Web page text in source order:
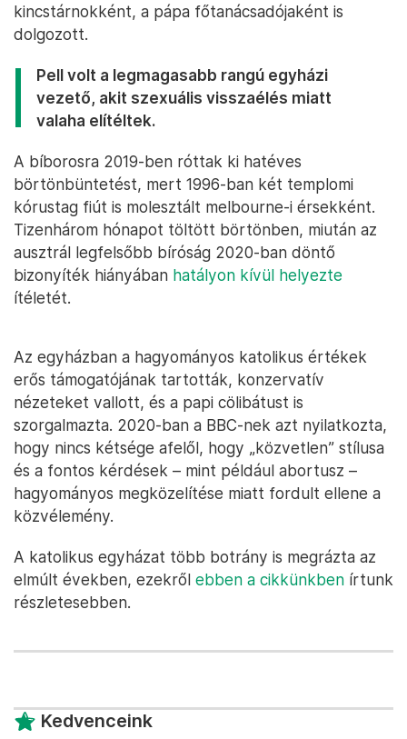
kincstárnokként, a pápa főtanácsadójaként is
dolgozott.
Pell volt a legmagasabb rangú egyházi
vezető, akit szexuális visszaélés miatt
valaha elítéltek.
A bíborosra 2019-ben róttak ki hatéves
börtönbüntetést, mert 1996-ban két templomi
kórustag fiút is molesztált melbourne-i érsekként.
Tizenhárom hónapot töltött börtönben, miután az
ausztrál legfelsőbb bíróság 2020-ban döntő
bizonyíték hiányában hatályon kívül helyezte
ítéletét.
Az egyházban a hagyományos katolikus értékek
erős támogatójának tartották, konzervatív
nézeteket vallott, és a papi cölibátust is
szorgalmazta. 2020-ban a BBC-nek azt nyilatkozta,
hogy nincs kétsége afelől, hogy „közvetlen” stílusa
és a fontos kérdések – mint például abortusz –
hagyományos megközelítése miatt fordult ellene a
közvélemény.
A katolikus egyházat több botrány is megrázta az
elmúlt években, ezekről ebben a cikkünkben írtunk
részletesebben.
Kedvenceink